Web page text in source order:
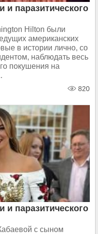
и паразитического
Hilton были
американских
в истории лично, со
наблюдать весь
покушения на
820
и паразитического
с сыном